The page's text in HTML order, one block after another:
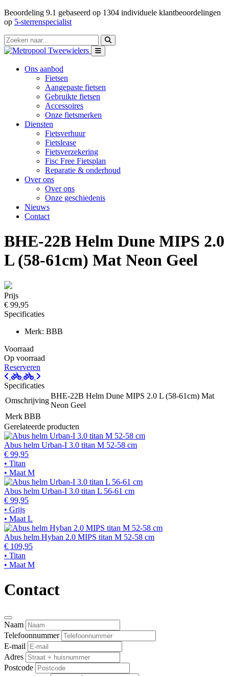
Beoordeling 9.1 gebaseerd op 1304 individuele klantbeoordelingen
op 5-sterrenspecialist
Ons aanbod
Fietsen
Aangepaste fietsen
Gebruikte fietsen
Accessoires
Onze fietsmerken
Diensten
Fietsverhuur
Fietslease
Fietsverzekering
Fisc Free Fietsplan
Reparatie & onderhoud
Over ons
Over ons
Onze geschiedenis
Nieuws
Contact
BHE-22B Helm Dune MIPS 2.0
L (58-61cm) Mat Neon Geel
Prijs
€ 99,95
Specificaties
Merk: BBB
Voorraad
Op voorraad
Reserveren
Specificaties
Omschrijving
BHE-22B Helm Dune MIPS 2.0 L (58-61cm) Mat
Neon Geel
MerkBBB
Gerelateerde producten
Abus helm Urban-I 3.0 titan M 52-58 cm
€ 99,95
• Titan
• Maat M
Abus helm Urban-I 3.0 titan L 56-61 cm
€ 99,95
• Grijs
• Maat L
Abus helm Hyban 2.0 MIPS titan M 52-58 cm
€ 109,95
• Titan
• Maat M
Contact
Naam
Telefoonnummer
E-mail
Adres
Postcode